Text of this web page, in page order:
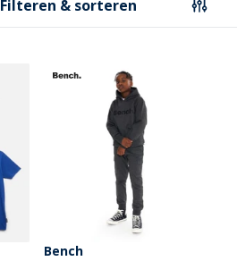
Filteren & sorteren
Bench